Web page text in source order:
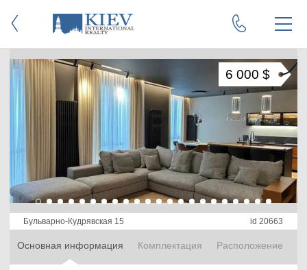
Бульварно-Кудрявская 15 id 20663
Основная информация Комплектация Расположение
6 000 $